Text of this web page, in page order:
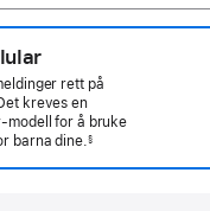
rett på
kreves en
modell for å bruke
barnadine.§